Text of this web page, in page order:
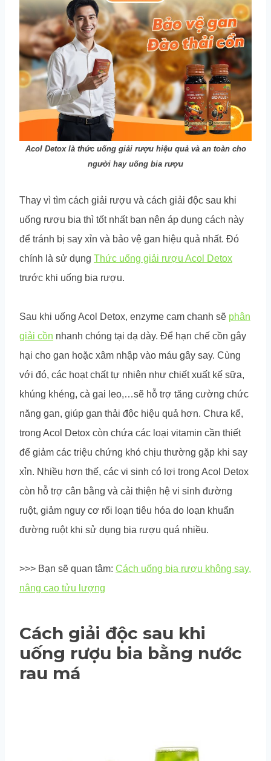
Acol Detox là thức uống giải rượu hiệu quả và an toàn cho
người hay uống bia rượu
Thay vì tìm cách giải rượu và cách giải độc sau khi
uống rượu bia thì tốt nhất bạn nên áp dụng cách này
để tránh bị say xỉn và bảo vệ gan hiệu quả nhất. Đó
chính là sử dụng Thức uống giải rượu Acol Detox
trước khi uống bia rượu.
Sau khi uống Acol Detox, enzyme cam chanh sẽ phân
giải cồn nhanh chóng tại dạ dày. Để hạn chế cồn gây
hại cho gan hoặc xâm nhập vào máu gây say. Cùng
với đó, các hoạt chất tự nhiên như chiết xuất kế sữa,
khúng khéng, cà gai leo,…sẽ hỗ trợ tăng cường chức
năng gan, giúp gan thải độc hiệu quả hơn. Chưa kể,
trong Acol Detox còn chứa các loại vitamin cần thiết
để giảm các triệu chứng khó chịu thường gặp khi say
xỉn. Nhiều hơn thế, các vi sinh có lợi trong Acol Detox
còn hỗ trợ cân bằng và cải thiện hệ vi sinh đường
ruột, giảm nguy cơ rối loạn tiêu hóa do loạn khuẩn
đường ruột khi sử dụng bia rượu quá nhiều.
>>> Bạn sẽ quan tâm: Cách uống bia rượu không say,
nâng cao tửu lượng
Cách giải độc sau khi
uống rượu bia bằng nước
rau má